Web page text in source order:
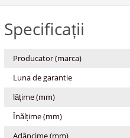
Specificații
Producator (marca)
Luna de garantie
lățime (mm)
Înălțime (mm)
Adâncime (mm)